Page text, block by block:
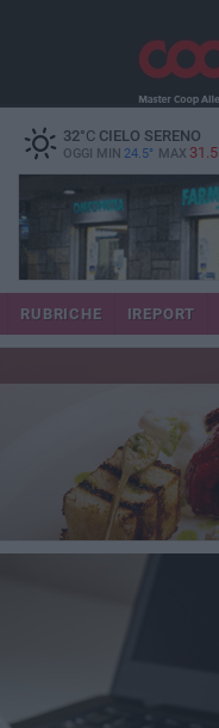
32°CCIELO SERENO
OGGI MIN 24.5° MAX
RUBRICHE IREPORT